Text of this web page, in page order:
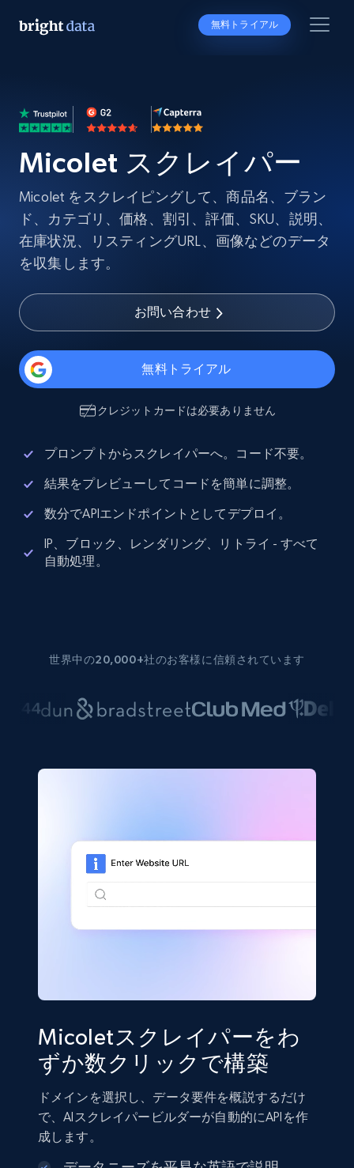
無料トライアル
Micolet スクレイパー
Micolet をスクレイピングして、商品名、ブラン
ド、カテゴリ、価格、割引、評価、SKU、説明、
在庫状況、リスティングURL、画像などのデータ
を収集します。
お問い合わせ
無料トライアル
クレジットカードは必要ありません
プロンプトからスクレイパーへ。コード不要。
結果をプレビューしてコードを簡単に調整。
数分でAPIエンドポイントとしてデプロイ。
IP、ブロック、レンダリング、リトライ - すべて
自動処理。
世界中の20,000+社のお客様に信頼されています
Micoletスクレイパーをわ
ずか数クリックで構築
ドメインを選択し、データ要件を概説するだけ
で、AIスクレイパービルダーが自動的にAPIを作
成します。